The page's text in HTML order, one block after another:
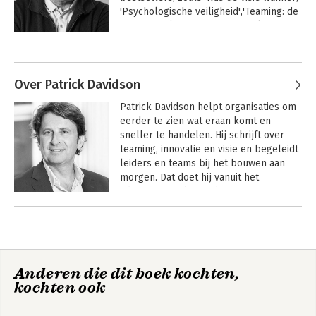
'Psychologische veiligheid','Teaming: de
Giftig gedoe op de
Teaming: de nieuwe
samenwerken
Over Patrick Davidson
Patrick Davidson helpt organisaties om
eerder te zien wat eraan komt en
sneller te handelen. Hij schrijft over
teaming, innovatie en visie en begeleidt
leiders en teams bij het bouwen aan
morgen. Dat doet hij vanuit het
Davidson samen met Hans van der Loo
het duo is 'Teaming: de nieuwe realiteit
Anderen die dit boek kochten,
kochten ook